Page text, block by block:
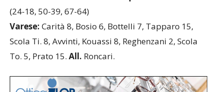
(24-18, 50-39, 67-64)
Varese: Carità 8, Bosio 6, Bottelli 7, Tapparo 15,
Scola Ti. 8, Avvinti, Kouassi 8, Reghenzani 2, Scola
To. 5, Prato 15. All. Roncari.